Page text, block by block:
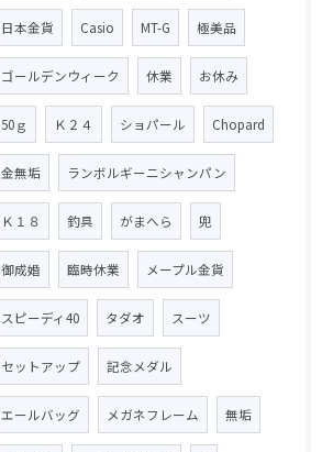
日本金貨 Casio MT-G 極美品
ゴールデンウィーク 休業 お休み
50ｇ Ｋ２４ ショパール Chopard
金無垢 ランボルギーニシャンパン
Ｋ１８ 釣具 がまへら 兜
御成婚 臨時休業 メープル金貨
スピーディ40 タダオ スーツ
セットアップ 記念メダル
エールバッグ メガネフレーム 無垢